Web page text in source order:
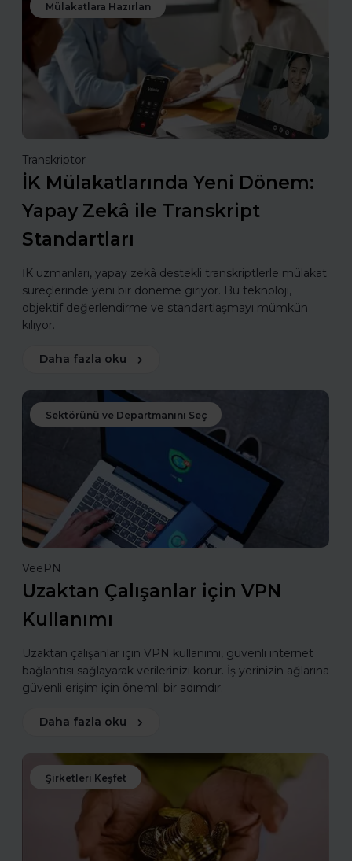
Mülakatlara Hazırlan
Transkriptor
İK Mülakatlarında Yeni Dönem:
Yapay Zekâ ile Transkript
Standartları
İK uzmanları, yapay zekâ destekli transkriptlerle mülakat
süreçlerinde yeni bir döneme giriyor. Bu teknoloji,
objektif değerlendirme ve standartlaşmayı mümkün
kılıyor.
Daha fazla oku
Sektörünü ve Departmanını Seç
VeePN
Uzaktan Çalışanlar için VPN
Kullanımı
Uzaktan çalışanlar için VPN kullanımı, güvenli internet
bağlantısı sağlayarak verilerinizi korur. İş yerinizin ağlarına
güvenli erişim için önemli bir adımdır.
Daha fazla oku
Şirketleri Keşfet